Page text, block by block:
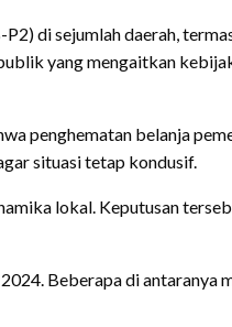
di sejumlah daerah,
yang mengaitkan
penghematan belanja
situasi tetap kondusif.
lokal. Keputusan
Beberapa di antaranya